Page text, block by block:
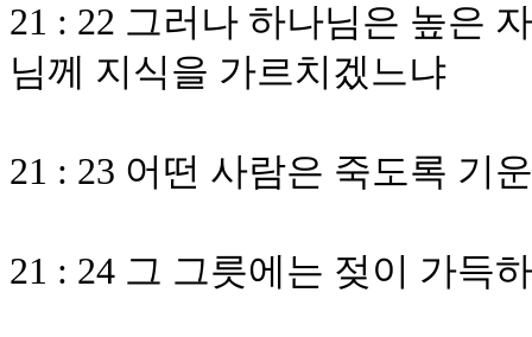
21 : 22 그러나 하나님은 높은
님께 지식을 가르치겠느냐
21 : 23 어떤 사람은 죽도록 기
21 : 24 그 그릇에는 젖이 가득